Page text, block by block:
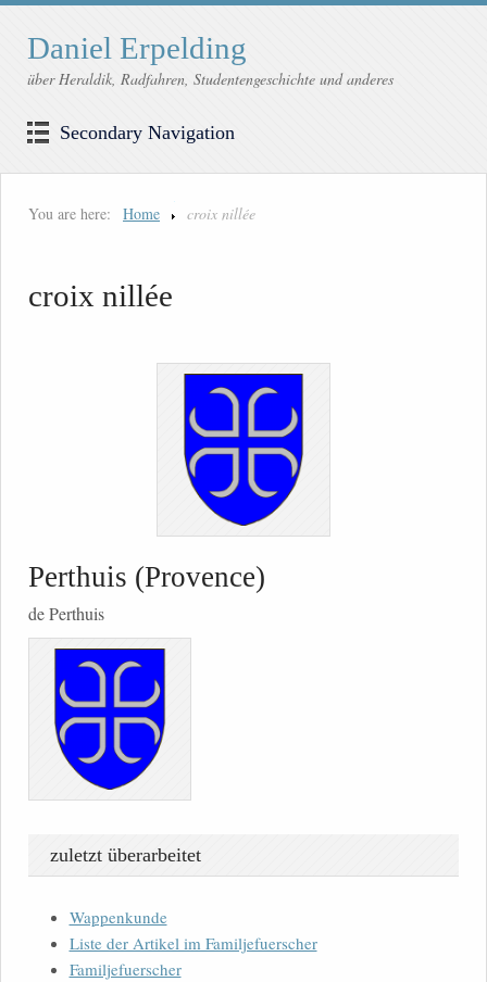
Daniel Erpelding
über Heraldik, Radfahren, Studentengeschichte und anderes
Secondary Navigation
You are here: Home croix nillée
croix nillée
Perthuis (Provence)
de Perthuis
zuletzt überarbeitet
Wappenkunde
Liste der Artikel im Familjefuerscher
Familjefuerscher